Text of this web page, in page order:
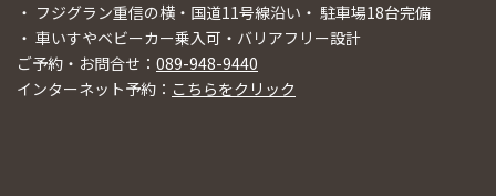
・ フジグラン重信の横・国道11号線沿い・ 駐車場18台完備
・ 車いすやベビーカー乗入可・バリアフリー設計
ご予約・お問合せ： 089-948-9440
インターネット予約： こちらをクリック